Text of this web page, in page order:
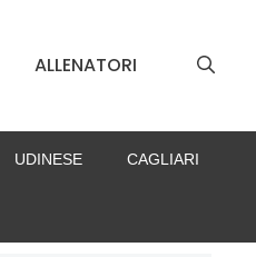
ALLENATORI
UDINESE CAGLIARI